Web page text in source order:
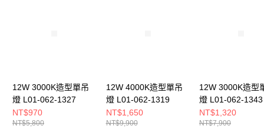
４．使用「AFTEE先享後付」時，將依據個別帳號之用戶狀況，依本公司即
時審查核予不同之上限額度；若仍有額度不足之情形，本公司將視審查結果
５．嚴禁一人註冊多個帳號或使用他人資訊註冊。若發現惡意使用之情形，
恩沛科技股份有限公司將有權停止該用戶之使用額度並採取法律行動。
12W 3000K造型單吊
燈 L01-062-1327
NT$970
NT$5,800
12W 4000K造型單吊
燈 L01-062-1319
NT$1,650
NT$9,900
12W 3000K造型
燈 L01-062-1343
NT$1,320
NT$7,900